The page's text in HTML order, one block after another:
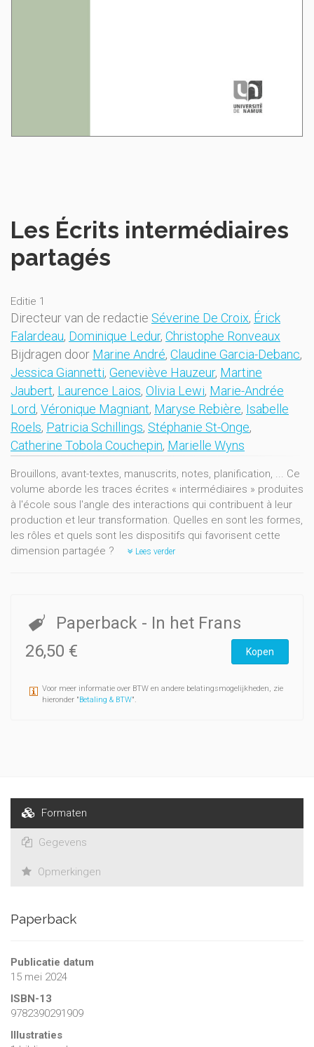
Les Écrits intermédiaires
partagés
Editie 1
Directeur van de redactie Séverine De Croix, Érick
Falardeau, Dominique Ledur, Christophe Ronveaux
Bijdragen door Marine André, Claudine Garcia-Debanc,
Jessica Giannetti, Geneviève Hauzeur, Martine
Jaubert, Laurence Laios, Olivia Lewi, Marie-Andrée
Lord, Véronique Magniant, Maryse Rebière, Isabelle
Roels, Patricia Schillings, Stéphanie St-Onge,
Catherine Tobola Couchepin, Marielle Wyns
Brouillons, avant-textes, manuscrits, notes, planification, ... Ce
volume aborde les traces écrites « intermédiaires » produites
à l'école sous l'angle des interactions qui contribuent à leur
production et leur transformation. Quelles en sont les formes,
les rôles et quels sont les dispositifs qui favorisent cette
dimension partagée ?
Lees verder
Paperback - In het Frans
26,50 €
Kopen
Voor meer informatie over BTW en andere belatingsmogelijkheden, zie
hieronder "Betaling & BTW".
Formaten
Gegevens
Opmerkingen
Paperback
Publicatie datum
15 mei 2024
ISBN-13
9782390291909
Illustraties